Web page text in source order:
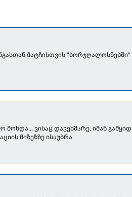
მატჩისთვის
მოხდა... ვისაც დავეხმარე, იმან
მიზეზზე ისაუბრა